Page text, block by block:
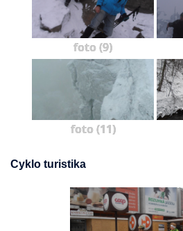
foto (9)
foto (11)
Cyklo turistika